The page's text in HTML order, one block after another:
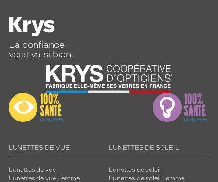
La confiance
vous va si bien
LUNETTES DE VUE
Lunettes de vue
Lunettes de vue Femme
LUNETTES DE SOLEIL
Lunettes de soleil
Lunettes de soleil Femme